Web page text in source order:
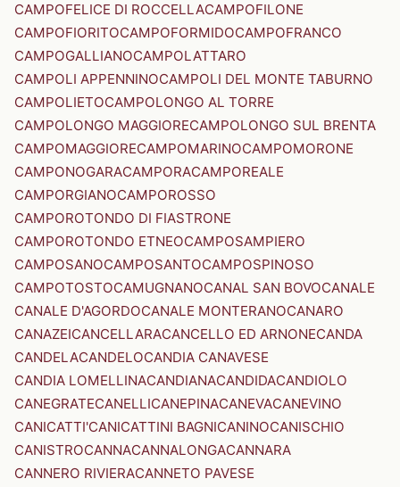
CAMPOFELICE DI ROCCELLACAMPOFILONE
CAMPOFIORITOCAMPOFORMIDOCAMPOFRANCO
CAMPOGALLIANOCAMPOLATTARO
CAMPOLI APPENNINOCAMPOLI DEL MONTE TABURNO
CAMPOLIETOCAMPOLONGO AL TORRE
CAMPOLONGO MAGGIORECAMPOLONGO SUL BRENTA
CAMPOMAGGIORECAMPOMARINOCAMPOMORONE
CAMPONOGARACAMPORACAMPOREALE
CAMPORGIANOCAMPOROSSO
CAMPOROTONDO DI FIASTRONE
CAMPOROTONDO ETNEOCAMPOSAMPIERO
CAMPOSANOCAMPOSANTOCAMPOSPINOSO
CAMPOTOSTOCAMUGNANOCANAL SAN BOVOCANALE
CANALE D'AGORDOCANALE MONTERANOCANARO
CANAZEICANCELLARACANCELLO ED ARNONECANDA
CANDELACANDELOCANDIA CANAVESE
CANDIA LOMELLINACANDIANACANDIDACANDIOLO
CANEGRATECANELLICANEPINACANEVACANEVINO
CANICATTI'CANICATTINI BAGNICANINOCANISCHIO
CANISTROCANNACANNALONGACANNARA
CANNERO RIVIERACANNETO PAVESE